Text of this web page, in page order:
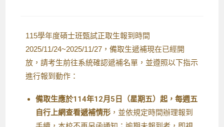
115學年度碩士班甄試正取生報到時間
2025/11/24~2025/11/27，備取生遞補現在已經開
放，請考生前往系統確認遞補名單，並遵照以下指示
進行報到動作：
備取生應於114年12月5日（星期五）起，每週五
自行上網查看遞補情形 ，並依規定時間辦理報到